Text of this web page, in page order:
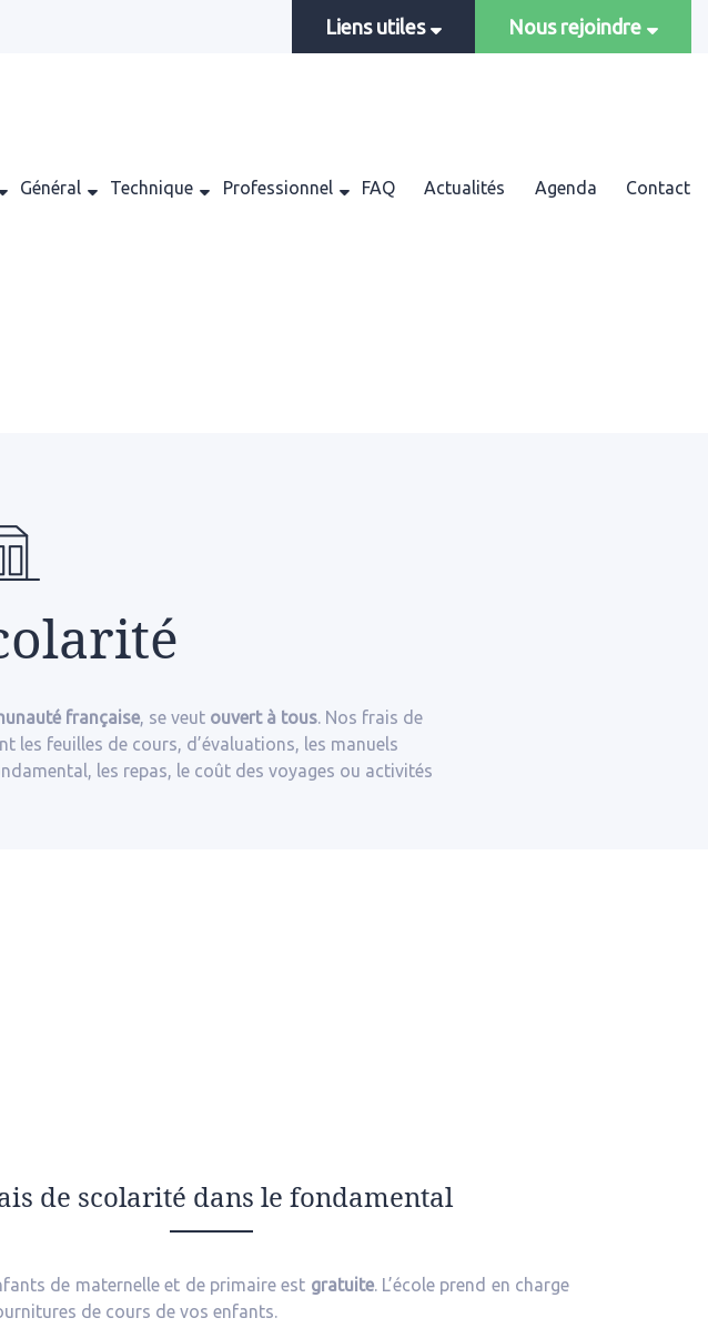
Liens utiles Nous rejoindre
Général Technique Professionnel FAQ Actualités Agenda Contact
française, se veut ouvert à tous. Nos frais de
les feuilles de cours, d’évaluations, les manuels
les repas, le coût des voyages ou activités
de scolarité dans le fondamental
de maternelle et de primaire est gratuite. L’école prend en charge
de cours de vos enfants.